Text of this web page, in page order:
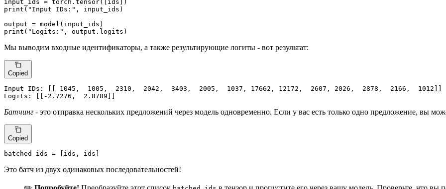
print ( "Input IDs:" , input_ids)
print ( "Logits:" , output.logits)
Мы выводим входные идентификаторы, а также результирующие логиты - вот результат:
Copied
Input IDs: [[ 1045 , 1005 , 2310 , 2042 , 3403 , 2005 , 1037 , 17662 , 12172 , 2607 , 2026 , 2878 , 2166 , 1012
Logits: [[- 2.7276 , 2.8789
Батчинг - это отправка нескольких предложений через модель одновременно. Если у вас есть только одно предложение, вы
Copied
batched_ids = [ids, ids]
Это батч из двух одинаковых последовательностей!